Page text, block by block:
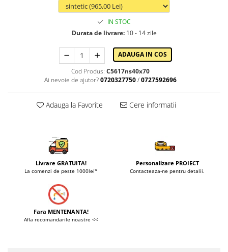
IN STOC
Durata de livrare:10 - 14 zile
ADAUGA IN COS
Cod Produs: C5617ns40x70
Ai nevoie de ajutor? 0720327750 /0727592696
Adauga la Favorite Cere informatii
Livrare GRATUITA!
La comenzi de peste 1000lei*
Personalizare PROIECT
Contacteaza-ne pentru detalii.
Fara MENTENANTA!
Afla recomandarile noastre <<